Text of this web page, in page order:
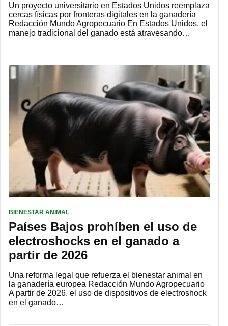
Un proyecto universitario en Estados Unidos reemplaza
cercas físicas por fronteras digitales en la ganadería
Redacción Mundo Agropecuario En Estados Unidos, el
manejo tradicional del ganado está atravesando…
BIENESTAR ANIMAL
Países Bajos prohíben el uso de
electroshocks en el ganado a
partir de 2026
Una reforma legal que refuerza el bienestar animal en
la ganadería europea Redacción Mundo Agropecuario
A partir de 2026, el uso de dispositivos de electroshock
en el ganado…